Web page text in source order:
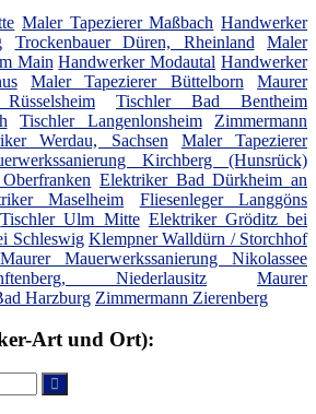
Maler Tapezierer Maßbach Handwerker
Trockenbauer Düren, Rheinland
Maler
Main Handwerker Modautal Handwerker
Maler Tapezierer Büttelborn
Maurer
Tischler Bad Bentheim
Tischler Langenlonsheim
Zimmermann
Werdau, Sachsen
Maler Tapezierer
Kirchberg (Hunsrück)
Elektriker Bad Dürkheim an
Maselheim
Fliesenleger Langgöns
Tischler Ulm Mitte Elektriker Gröditz bei
Schleswig Klempner Walldürn / Storchhof
Maurer Mauerwerkssanierung Nikolassee
Niederlausitz
Maurer
Harzburg Zimmermann Zierenberg
Art und Ort):
Suchen